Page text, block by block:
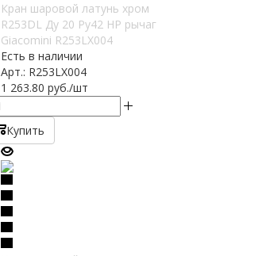
Кран шаровой латунь хром
R253DL Ду 20 Ру42 НР рычаг
Giacomini R253LX004
Есть в наличии
Арт.: R253LX004
1 263.80 руб./шт
Купить